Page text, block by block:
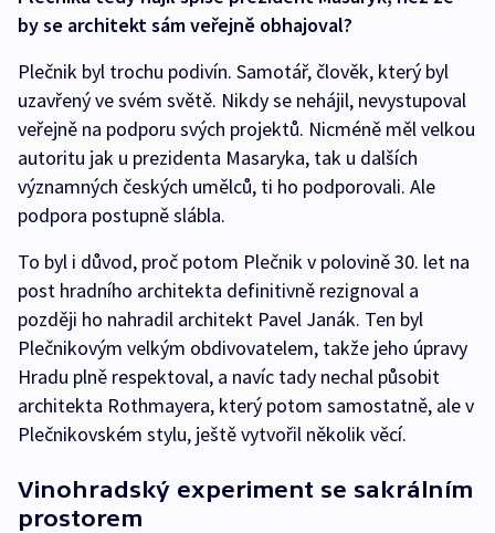
by se architekt sám veřejně obhajoval?
Plečnik byl trochu podivín. Samotář, člověk, který byl
uzavřený ve svém světě. Nikdy se nehájil, nevystupoval
veřejně na podporu svých projektů. Nicméně měl velkou
autoritu jak u prezidenta Masaryka, tak u dalších
významných českých umělců, ti ho podporovali. Ale
podpora postupně slábla.
To byl i důvod, proč potom Plečnik v polovině 30. let na
post hradního architekta definitivně rezignoval a
později ho nahradil architekt Pavel Janák. Ten byl
Plečnikovým velkým obdivovatelem, takže jeho úpravy
Hradu plně respektoval, a navíc tady nechal působit
architekta Rothmayera, který potom samostatně, ale v
Plečnikovském stylu, ještě vytvořil několik věcí.
Vinohradský experiment se sakrálním
prostorem